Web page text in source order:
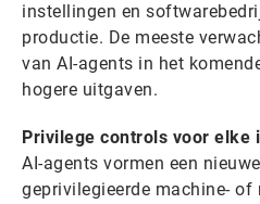
instellingen en
productie. De meeste
van AI-agents in het
hogere uitgaven.
Privilege controls voor elke
AI-agents vormen een
geprivilegieerde machine- of